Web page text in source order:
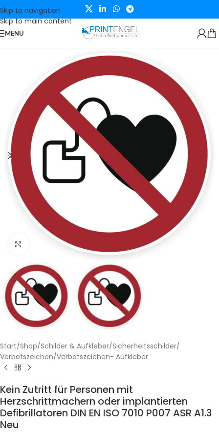
Skip to navigation
Skip to main content
MENÜ
Klicken zum Vergrößern
Start/Shop/Schilder & Aufkleber/Sicherheitsschilder/
Verbotszeichen/Verbotszeichen- Aufkleber
Kein Zutritt für Personen mit
Herzschrittmachern oder implantierten
Defibrillatoren DIN EN ISO 7010 P007 ASR A1.3
Neu